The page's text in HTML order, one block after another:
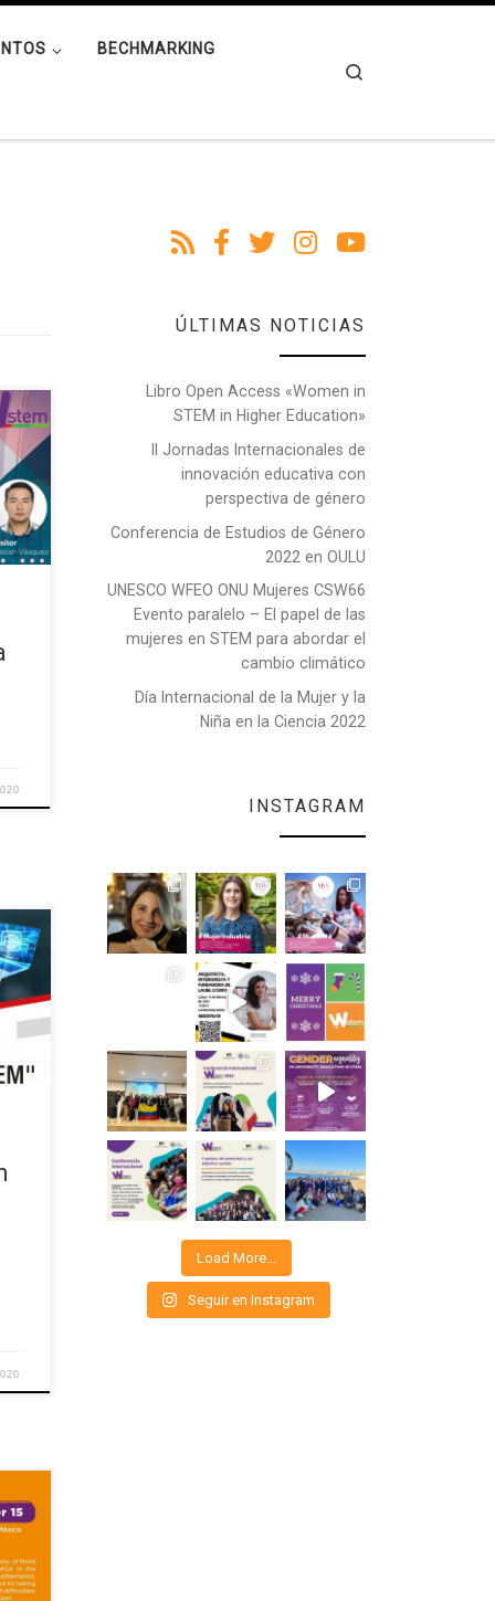
BECHMARKING
a
a
la
la
ÚLTIMAS NOTICIAS
Libro Open Access «Women in
STEM in Higher Education»
II Jornadas Internacionales de
innovación educativa con
perspectiva de género
Conferencia de Estudios de Género
2022 en OULU
UNESCO WFEO ONU Mujeres CSW66
Evento paralelo – El papel de las
mujeres en STEM para abordar el
cambio climático
Día Internacional de la Mujer y la
Niña en la Ciencia 2022
INSTAGRAM
Load More…
Seguir en Instagram